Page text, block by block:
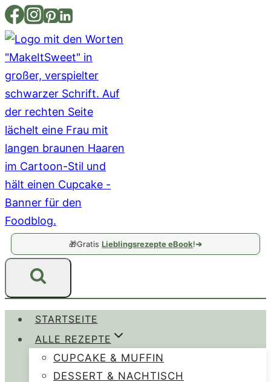
Zum
Inhalt
springen
🎁Gratis Lieblingsrezepte eBook!➔
STARTSEITE
ALLE REZEPTE
CUPCAKE & MUFFIN
DESSERT & NACHTISCH